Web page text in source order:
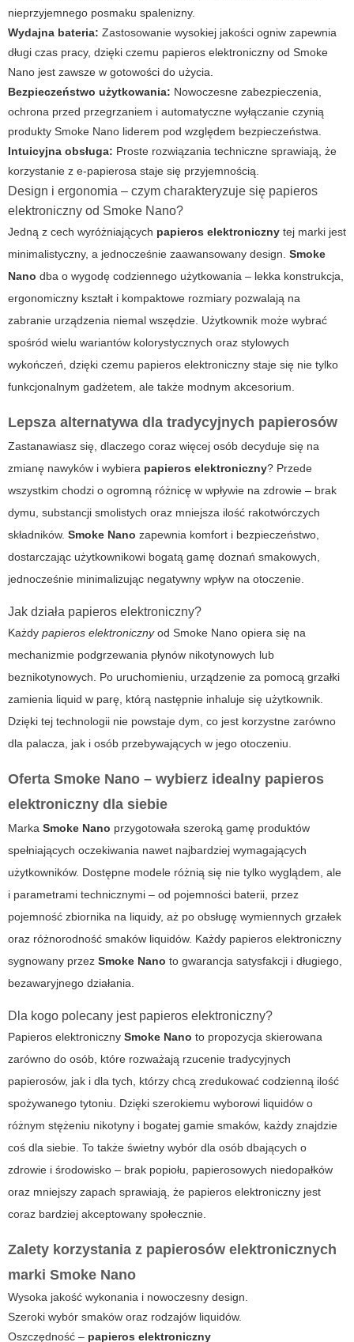
nieprzyjemnego posmaku spalenizny.
Wydajna bateria: Zastosowanie wysokiej jakości ogniw zapewnia
długi czas pracy, dzięki czemu papieros elektroniczny od Smoke
Nano jest zawsze w gotowości do użycia.
Bezpieczeństwo użytkowania: Nowoczesne zabezpieczenia,
ochrona przed przegrzaniem i automatyczne wyłączanie czynią
produkty Smoke Nano liderem pod względem bezpieczeństwa.
Intuicyjna obsługa: Proste rozwiązania techniczne sprawiają, że
korzystanie z e-papierosa staje się przyjemnością.
Design i ergonomia – czym charakteryzuje się papieros
elektroniczny od Smoke Nano?
Jedną z cech wyróżniających papieros elektroniczny tej marki jest
minimalistyczny, a jednocześnie zaawansowany design. Smoke
Nano dba o wygodę codziennego użytkowania – lekka konstrukcja,
ergonomiczny kształt i kompaktowe rozmiary pozwalają na
zabranie urządzenia niemal wszędzie. Użytkownik może wybrać
spośród wielu wariantów kolorystycznych oraz stylowych
wykończeń, dzięki czemu papieros elektroniczny staje się nie tylko
funkcjonalnym gadżetem, ale także modnym akcesorium.
Lepsza alternatywa dla tradycyjnych papierosów
Zastanawiasz się, dlaczego coraz więcej osób decyduje się na
zmianę nawyków i wybiera papieros elektroniczny? Przede
wszystkim chodzi o ogromną różnicę w wpływie na zdrowie – brak
dymu, substancji smolistych oraz mniejsza ilość rakotwórczych
składników. Smoke Nano zapewnia komfort i bezpieczeństwo,
dostarczając użytkownikowi bogatą gamę doznań smakowych,
jednocześnie minimalizując negatywny wpływ na otoczenie.
Jak działa papieros elektroniczny?
Każdy papieros elektronicznyod Smoke Nano opiera się na
mechanizmie podgrzewania płynów nikotynowych lub
beznikotynowych. Po uruchomieniu, urządzenie za pomocą grzałki
zamienia liquid w parę, którą następnie inhaluje się użytkownik.
Dzięki tej technologii nie powstaje dym, co jest korzystne zarówno
dla palacza, jak i osób przebywających w jego otoczeniu.
Oferta Smoke Nano – wybierz idealny papieros
elektroniczny dla siebie
Marka Smoke Nano przygotowała szeroką gamę produktów
spełniających oczekiwania nawet najbardziej wymagających
użytkowników. Dostępne modele różnią się nie tylko wyglądem, ale
i parametrami technicznymi – od pojemności baterii, przez
pojemność zbiornika na liquidy, aż po obsługę wymiennych grzałek
oraz różnorodność smaków liquidów. Każdy papieros elektroniczny
sygnowany przez Smoke Nano to gwarancja satysfakcji i długiego,
bezawaryjnego działania.
Dla kogo polecany jest papieros elektroniczny?
Papieros elektroniczny Smoke Nano to propozycja skierowana
zarówno do osób, które rozważają rzucenie tradycyjnych
papierosów, jak i dla tych, którzy chcą zredukować codzienną ilość
spożywanego tytoniu. Dzięki szerokiemu wyborowi liquidów o
różnym stężeniu nikotyny i bogatej gamie smaków, każdy znajdzie
coś dla siebie. To także świetny wybór dla osób dbających o
zdrowie i środowisko – brak popiołu, papierosowych niedopałków
oraz mniejszy zapach sprawiają, że papieros elektroniczny jest
coraz bardziej akceptowany społecznie.
Zalety korzystania z papierosów elektronicznych
marki Smoke Nano
Wysoka jakość wykonania i nowoczesny design.
Szeroki wybór smaków oraz rodzajów liquidów.
Oszczędność – papieros elektroniczny